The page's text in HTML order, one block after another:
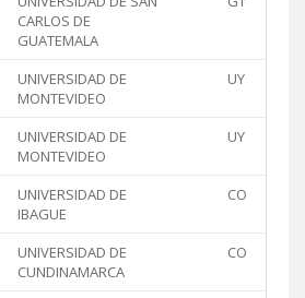
CARLOS DE
GUATEMALA
UNIVERSIDAD DE
MONTEVIDEO
UY
UNIVERSIDAD DE
MONTEVIDEO
UY
UNIVERSIDAD DE
IBAGUE
CO
UNIVERSIDAD DE
CUNDINAMARCA
CO